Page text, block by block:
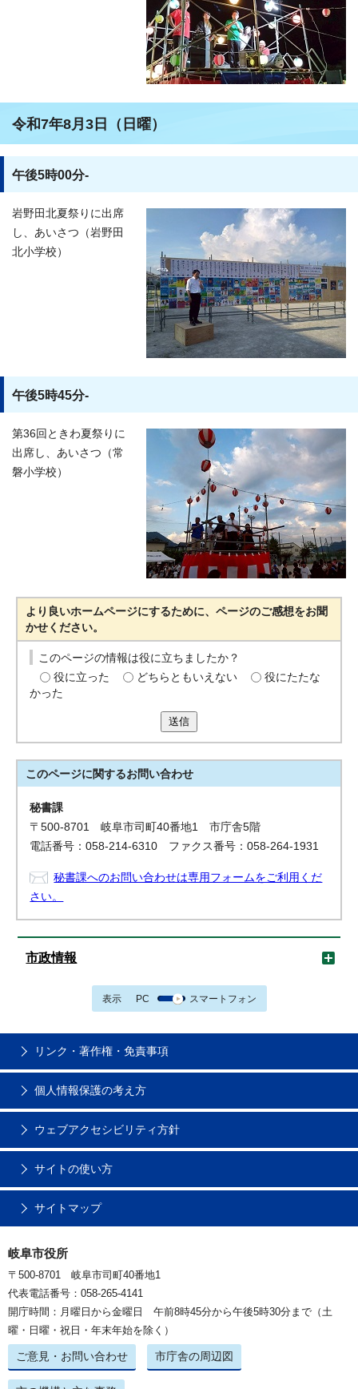
令和7年8月3日（日曜）
午後5時00分-
岩野田北夏祭りに出席
し、あいさつ（岩野田
北小学校）
午後5時45分-
第36回ときわ夏祭りに
出席し、あいさつ（常
磐小学校）
より良いホームページにするために、ページのご感想をお聞
かせください。
このページの情報は役に立ちましたか？
役に立った
どちらともいえない
役にたたな
かった
送信
このページに関するお問い合わせ
秘書課
〒500-8701 岐阜市司町40番地1 市庁舎5階
電話番号：058-214-6310 ファクス番号：058-264-1931
秘書課へのお問い合わせは専用フォームをご利用くだ
さい。
市政情報
表示 PC スマートフォン
リンク・著作権・免責事項
個人情報保護の考え方
ウェブアクセシビリティ方針
サイトの使い方
サイトマップ
岐阜市役所
〒500-8701 岐阜市司町40番地1
代表電話番号：058-265-4141
開庁時間：月曜日から金曜日 午前8時45分から午後5時30分まで（土
曜・日曜・祝日・年末年始を除く）
ご意見・お問い合わせ 市庁舎の周辺図